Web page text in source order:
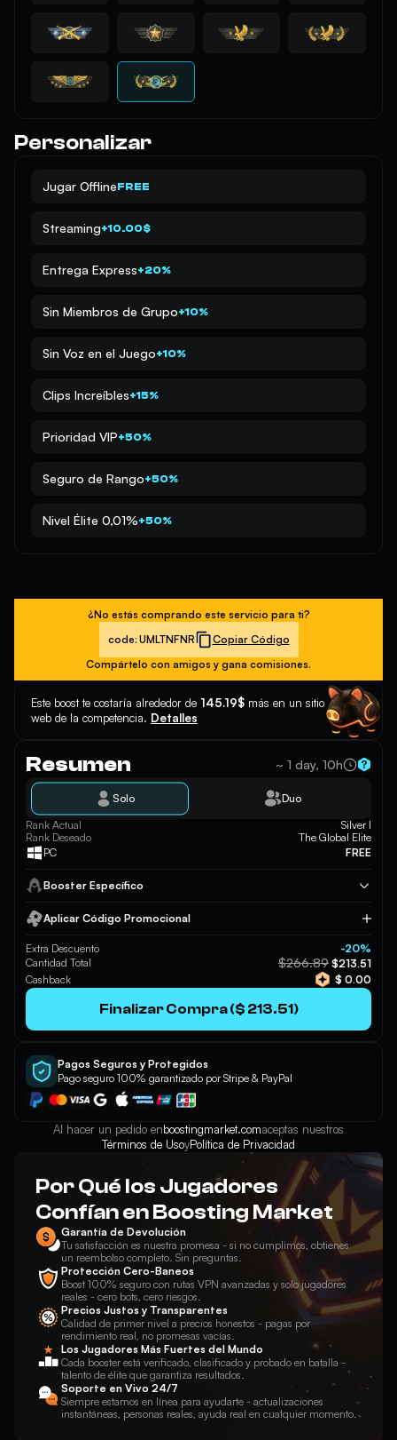
Personalizar
Jugar OfflineFREE
Streaming+10.00$
Entrega Express+20%
Sin Miembros de Grupo+10%
Sin Voz en el Juego+10%
Clips Increíbles+15%
Prioridad VIP+50%
Seguro de Rango+50%
Nivel Élite 0,01%+50%
¿No estás comprando este servicio para ti?
code: UMLTNFNR
Copiar Código
Compártelo con amigos y gana comisiones.
Este boost te costaría alrededor de 145.19$ más en un sitio
web de la competencia. Detalles
Resumen ~ 1 day, 10h
Solo Duo
Rank Actual
Silver I
Rank Deseado
The Global Elite
PC
FREE
Booster Específico
Aplicar Código Promocional
Aplicar
Extra Descuento
-20%
Cantidad Total
$266.89 $213.51
Cashback
$ 0.00
Finalizar Compra ($ 213.51)
Pagos Seguros y Protegidos
Pago seguro 100% garantizado por Stripe & PayPal
Al hacer un pedido enboostingmarket.comaceptas nuestros
Términos de UsoyPolítica de Privacidad
Por Qué los Jugadores
Confían en Boosting Market
Garantía de Devolución
Tu satisfacción es nuestra promesa - si no cumplimos, obtienes
un reembolso completo. Sin preguntas.
Protección Cero-Baneos
Boost 100% seguro con rutas VPN avanzadas y solo jugadores
reales - cero bots, cero riesgos.
Precios Justos y Transparentes
Calidad de primer nivel a precios honestos - pagas por
rendimiento real, no promesas vacías.
Los Jugadores Más Fuertes del Mundo
Cada booster está verificado, clasificado y probado en batalla -
talento de élite que garantiza resultados.
Soporte en Vivo 24/7
Siempre estamos en línea para ayudarte - actualizaciones
instantáneas, personas reales, ayuda real en cualquier momento.